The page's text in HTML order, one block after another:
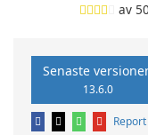
av 50
Senaste
13.6.0